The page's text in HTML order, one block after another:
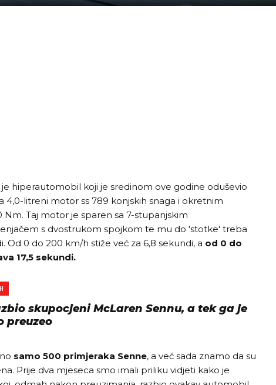
je hiperautomobil koji je sredinom ove godine oduševio
4,0-litreni motor ss 789 konjskih snaga i okretnim
Taj motor je sparen sa 7-stupanjskim
s dvostrukom spojkom te mu do 'stotke' treba
Od 0 do 200 km/h stiže već za 6,8 sekundi, a od 0 do
17,5 sekundi.
skupocjeni McLaren Sennu, a tek ga je
preuzeo
samo 500 primjeraka Senne, a već sada znamo da su
Prije dva mjeseca smo imali priliku vidjeti kako je